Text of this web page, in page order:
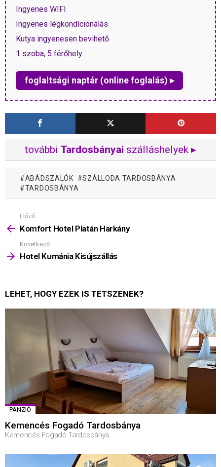
Ingyenes WIFI
Ingyenes légkondícionálás
Kutya ingyenesen bevihető
1 szoba, 5 férőhely
foglaltsági naptár (online foglalás) ▸
további Tardosbányai szálláshelyek ▸
ABÁDSZALÓK
SZÁLLODA TARDOSBÁNYA
TARDOSBÁNYA
Mutass
többet
Előző
Komfort Hotel Platán Harkány
Következő
Hotel Kumánia Kisújszállás
LEHET, HOGY EZEK IS TETSZENEK?
PANZIÓ
Kemencés Fogadó Tardosbánya
Kemencés Fogadó Tardosbánya